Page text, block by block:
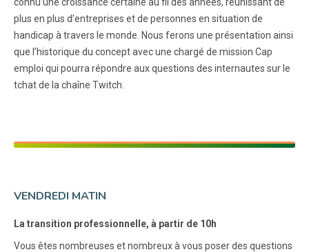
plus en plus d’entreprises et de personnes en situation de
handicap à travers le monde. Nous ferons une présentation ainsi
que l’historique du concept avec une chargé de mission Cap
emploi qui pourra répondre aux questions des internautes sur le
tchat de la chaîne Twitch.
VENDREDI MATIN
La transition professionnelle, à partir de 10h
Vous êtes nombreuses et nombreux à vous poser des questions